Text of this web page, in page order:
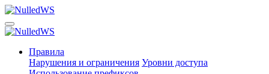
Правила
Нарушения и ограничения Уровни доступа